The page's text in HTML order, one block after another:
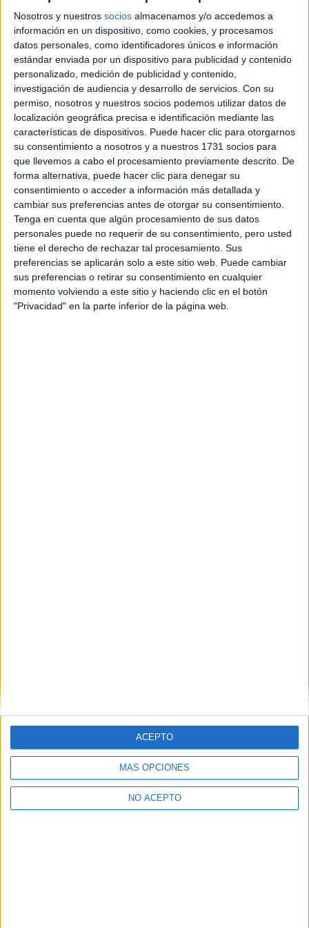
Nosotros y nuestros socios almacenamos y/o accedemos a
información en un dispositivo, como cookies, y procesamos
datos personales, como identificadores únicos e información
estándar enviada por un dispositivo para publicidad y contenido
personalizado, medición de publicidad y contenido,
investigación de audiencia y desarrollo de servicios. Con su
permiso, nosotros y nuestros socios podemos utilizar datos de
localización geográfica precisa e identificación mediante las
características de dispositivos. Puede hacer clic para otorgarnos
su consentimiento a nosotros y a nuestros 1731 socios para
que llevemos a cabo el procesamiento previamente descrito. De
forma alternativa, puede hacer clic para denegar su
consentimiento o acceder a información más detallada y
cambiar sus preferencias antes de otorgar su consentimiento.
Tenga en cuenta que algún procesamiento de sus datos
personales puede no requerir de su consentimiento, pero usted
tiene el derecho de rechazar tal procesamiento. Sus
preferencias se aplicarán solo a este sitio web. Puede cambiar
sus preferencias o retirar su consentimiento en cualquier
momento volviendo a este sitio y haciendo clic en el botón
"Privacidad" en la parte inferior de la página web.
MÁS OPCIONES
NO ACEPTO
ACEPTO
18600 Motril, Granada
+
-
Leaflet| OSM Mapnik
Explora más
¿No es exactamente lo que buscas? Estas son las
alternativas más relevantes.
Inicie sesiónoregístresepara comentar